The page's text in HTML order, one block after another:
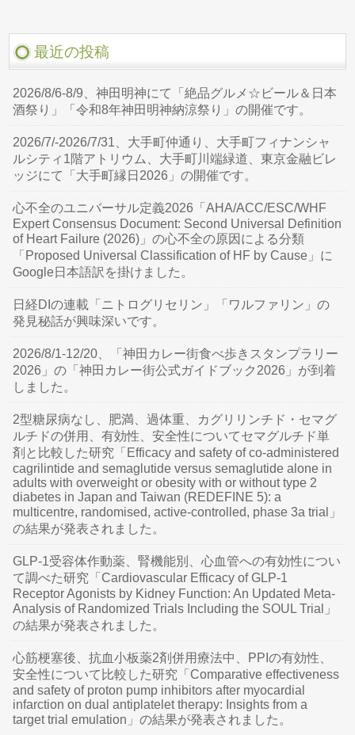
最近の投稿
2026/8/6-8/9、神田明神にて「絶品グルメ☆ビール＆日本
酒祭り」「令和8年神田明神納涼祭り」の開催です。
2026/7/-2026/7/31、大手町仲通り、大手町フィナンシャ
ルシティ1階アトリウム、大手町川端緑道、東京金融ビレ
ッジにて「大手町縁日2026」の開催です。
心不全のユニバーサル定義2026「AHA/ACC/ESC/WHF
Expert Consensus Document: Second Universal Definition
of Heart Failure (2026)」の心不全の原因による分類
「Proposed Universal Classification of HF by Cause」に
Google日本語訳を掛けました。
日経DIの連載「ニトログリセリン」「ワルファリン」の
発見秘話が興味深いです。
2026/8/1-12/20、「神田カレー街食べ歩きスタンプラリー
2026」の「神田カレー街公式ガイドブック2026」が到着
しました。
2型糖尿病なし、肥満、過体重、カグリリンチド・セマグ
ルチドの併用、有効性、安全性についてセマグルチド単
剤と比較した研究「Efficacy and safety of co-administered
cagrilintide and semaglutide versus semaglutide alone in
adults with overweight or obesity with or without type 2
diabetes in Japan and Taiwan (REDEFINE 5): a
multicentre, randomised, active-controlled, phase 3a trial」
の結果が発表されました。
GLP-1受容体作動薬、腎機能別、心血管への有効性につい
て調べた研究「Cardiovascular Efficacy of GLP-1
Receptor Agonists by Kidney Function: An Updated Meta-
Analysis of Randomized Trials Including the SOUL Trial」
の結果が発表されました。
心筋梗塞後、抗血小板薬2剤併用療法中、PPIの有効性、
安全性について比較した研究「Comparative effectiveness
and safety of proton pump inhibitors after myocardial
infarction on dual antiplatelet therapy: Insights from a
target trial emulation」の結果が発表されました。